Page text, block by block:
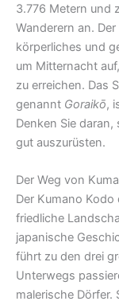
3.776 Metern und
Wanderern an.
körperliches und
um Mitternacht
zu erreichen. Das
genannt Goraikō,
Denken Sie
gut auszurüsten.
Der Weg von
Der Kumano
friedliche
japanische
führt zu den drei
Unterwegs
malerische Dörfer.